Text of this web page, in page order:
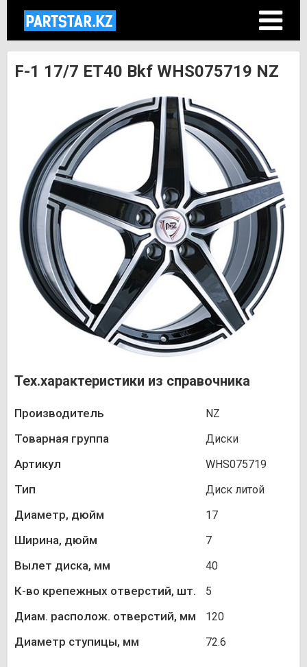
F-1 17/7 ET40 Bkf WHS075719 NZ
Тех.характеристики из справочника
Производитель NZ
Товарная группа Диски
Артикул WHS075719
Тип Диск литой
Диаметр, дюйм 17
Ширина, дюйм 7
Вылет диска, мм 40
К-во крепежных отверстий, шт. 5
Диам. располож. отверстий, мм 120
Диаметр ступицы, мм 72.6